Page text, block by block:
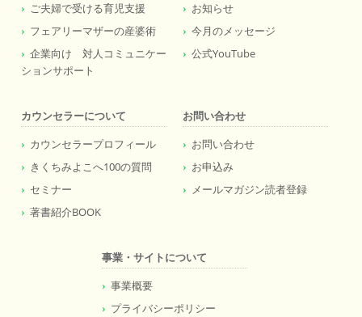
ご夫婦で受ける育児支援
フェアリーマザーの産婆術
企業向け 対人コミュニケー
ションサポート
お知らせ
今月のメッセージ
公式YouTube
カウンセラーについて
カウンセラープロフィール
きくちみよこへ100の質問
セミナー
著書紹介BOOK
お問い合わせ
お問い合わせ
お申込み
メールマガジン読者登録
事業・サイトについて
事業概要
プライバシーポリシー